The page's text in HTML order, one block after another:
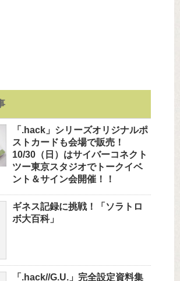
「.hack」シリーズオリジナルポ
ストカードも会場で販売！
10/30（日）はサイバーコネクト
ツー東京スタジオでトークイベ
ント＆サイン会開催！！
ギネス記録に挑戦！「ソラトロ
ボ大百科」
「.hack//G.U.」完全設定資料集